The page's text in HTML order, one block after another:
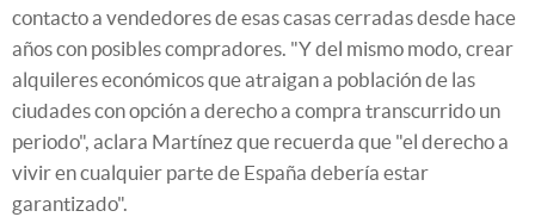
contacto a vendedores de esas casas cerradas desde hace
años con posibles compradores. "Y del mismo modo, crear
alquileres económicos que atraigan a población de las
ciudades con opción a derecho a compra transcurrido un
periodo", aclara Martínez que recuerda que "el derecho a
vivir en cualquier parte de España debería estar
garantizado".